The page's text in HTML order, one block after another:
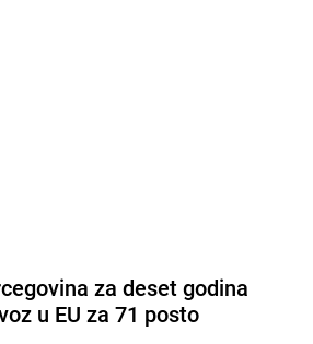
za deset godina
u EU za 71 posto